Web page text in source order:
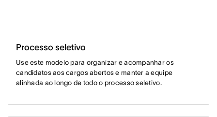
Processo seletivo
Use este modelo para organizar e acompanhar os
candidatos aos cargos abertos e manter a equipe
alinhada ao longo de todo o processo seletivo.